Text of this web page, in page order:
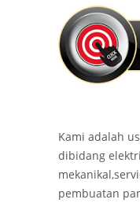
Kami adalah
dibidang
pembuatan